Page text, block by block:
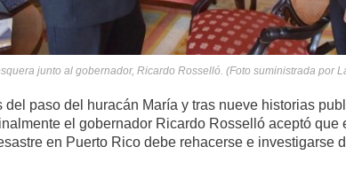
junto al gobernador, Ricardo Rosselló. (Foto suministrada por
del paso del huracán María y tras nueve historias
el gobernador Ricardo Rosselló aceptó
en Puerto Rico debe rehacerse e investigarse